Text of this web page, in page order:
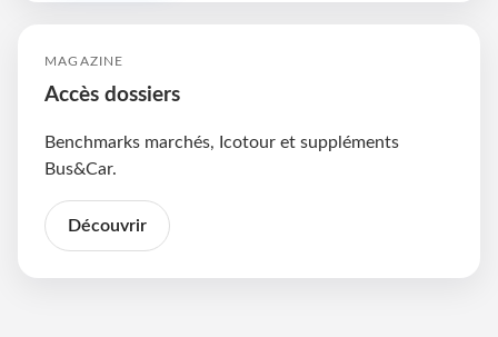
MAGAZINE
Accès dossiers
Benchmarks marchés, Icotour et suppléments
Bus&Car.
Découvrir